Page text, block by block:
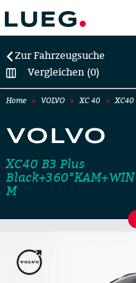
Zur Fahrzeugsuche
Vergleichen (0)
Home VOLVO XC 40 XC40
VOLVO
XC40 B3 Plus
M